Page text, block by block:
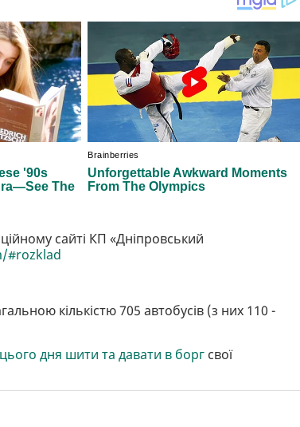
сайті КП «Дніпровський
#rozklad
кількістю 705 автобусів (з них 110 -
дня шити та давати в борг свої